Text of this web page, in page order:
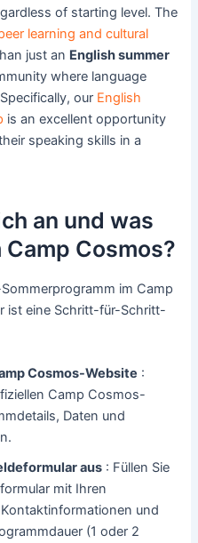
of starting level. The
learning and cultural
just an English summer
where language
our English
is an excellent opportunity
speaking skills in a
an und was
Cosmos?
im Camp
ist eine Schritt-für-Schritt-
Cosmos-Website :
Camp Cosmos-
Daten und
aus : Füllen Sie
mit Ihren
und
(1 oder 2